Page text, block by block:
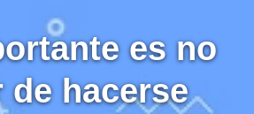
es no
de hacerse